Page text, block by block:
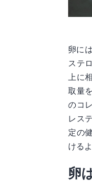
卵に
ステ
上に
取量
のコ
レス
定の
ける
卵